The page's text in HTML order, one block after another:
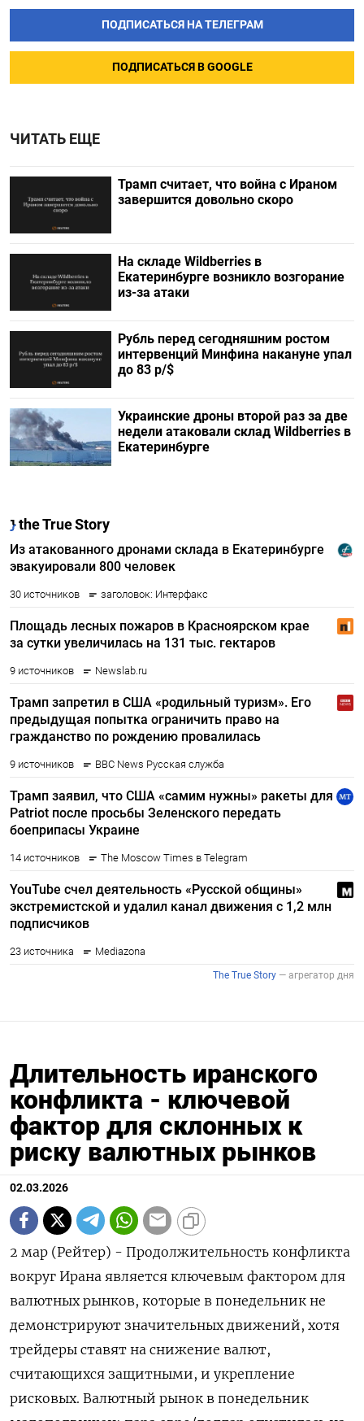
ПОДПИСАТЬСЯ НА ТЕЛЕГРАМ
ПОДПИСАТЬСЯ В GOOGLE
ЧИТАТЬ ЕЩЕ
Трамп считает, что война с Ираном
завершится довольно скоро
На складе Wildberries в
Екатеринбурге возникло возгорание
из-за атаки
Рубль перед сегодняшним ростом
интервенций Минфина накануне упал
до 83 р/$
Украинские дроны второй раз за две
недели атаковали склад Wildberries в
Екатеринбурге
Длительность иранского
конфликта - ключевой
фактор для склонных к
риску валютных рынков
02.03.2026
2 мар (Рейтер) - Продолжительность конфликта
вокруг Ирана является ключевым фактором для
валютных рынков, которые в понедельник не
демонстрируют значительных движений, хотя
трейдеры ставят ‌на снижение валют,
считающихся защитными, и укрепление
рисковых. Валютный рынок в понедельник